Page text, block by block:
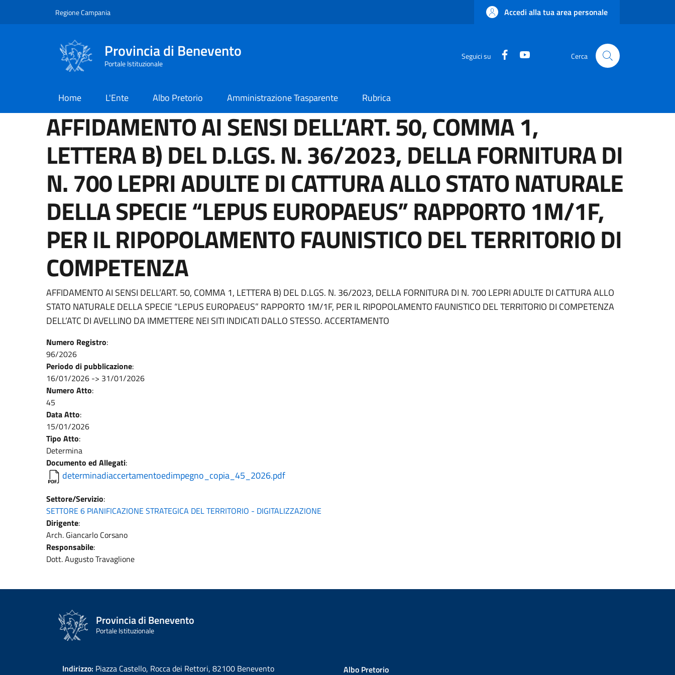
Regione Campania Accedi alla tua area personale
Provincia di Benevento
Portale Istituzionale
Seguici su Facebook Cerca
Home L'Ente Albo Pretorio Amministrazione Trasparente Rubrica
AFFIDAMENTO AI SENSI DELL’ART. 50, COMMA 1,
LETTERA B) DEL D.LGS. N. 36/2023, DELLA FORNITURA DI
N. 700 LEPRI ADULTE DI CATTURA ALLO STATO NATURALE
DELLA SPECIE “LEPUS EUROPAEUS” RAPPORTO 1M/1F,
PER IL RIPOPOLAMENTO FAUNISTICO DEL TERRITORIO DI
COMPETENZA
AFFIDAMENTO AI SENSI DELL’ART. 50, COMMA 1, LETTERA B) DEL D.LGS. N. 36/2023, DELLA FORNITURA DI N. 700 LEPRI ADULTE DI CATTURA ALLO
STATO NATURALE DELLA SPECIE “LEPUS EUROPAEUS” RAPPORTO 1M/1F, PER IL RIPOPOLAMENTO FAUNISTICO DEL TERRITORIO DI COMPETENZA
DELL’ATC DI AVELLINO DA IMMETTERE NEI SITI INDICATI DALLO STESSO. ACCERTAMENTO
Numero Registro:
96/2026
Periodo di pubblicazione:
16/01/2026 -> 31/01/2026
Numero Atto:
45
Data Atto:
15/01/2026
Tipo Atto:
Determina
Documento ed Allegati:
determinadiaccertamentoedimpegno_copia_45_2026.pdf
Settore/Servizio:
SETTORE 6 PIANIFICAZIONE STRATEGICA DEL TERRITORIO - DIGITALIZZAZIONE
Dirigente:
Arch. Giancarlo Corsano
Responsabile:
Dott. Augusto Travaglione
Provincia di Benevento
Portale Istituzionale
Indirizzo: Piazza Castello, Rocca dei Rettori, 82100 Benevento Albo Pretorio